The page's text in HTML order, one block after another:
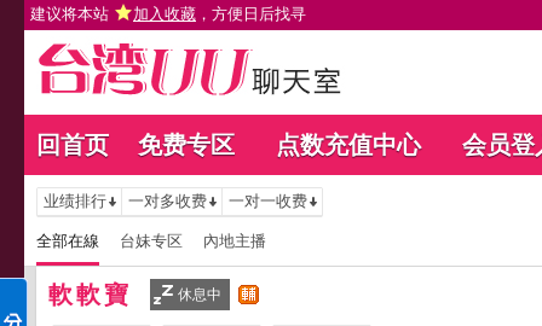
建议将本站 加入收藏 ，方便日后找寻
回首页 免费专区 点数充值中心 会员登
业绩排行 一对多收费 一对一收费
全部在線 台妹专区 內地主播
軟軟寶 休息中